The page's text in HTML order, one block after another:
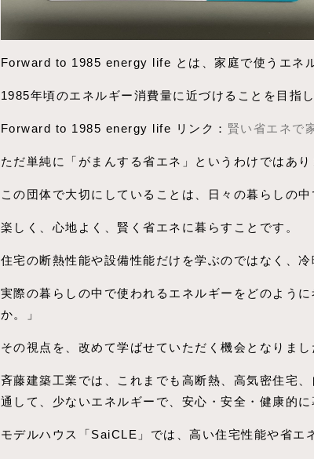
Forward to 1985 energy life とは、家庭で使うエネ
1985年頃のエネルギー消費量に近づけることを目指
Forward to 1985 energy life リンク： 賢い省エネで
ただ単純に「がまんする省エネ」というわけではあり
この団体で大切にしていることは、日々の暮らしの
楽しく、心地よく、賢く省エネに暮らすことです。
住宅の断熱性能や設備性能だけを学ぶのではなく、
実際の暮らしの中で使われるエネルギーをどのよう
か。」
その視点を、改めて学ばせていただく機会となりまし
斉藤建築工業では、これまでも高断熱、高気密住宅
通して、少ないエネルギーで、安心・安全・健康的
モデルハウス「SaiCLE」では、高い住宅性能や省エ